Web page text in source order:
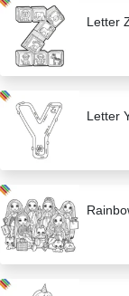
Letter
Letter